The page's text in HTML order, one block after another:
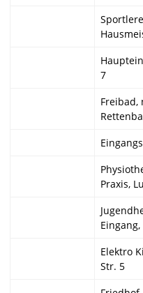
7
Freibad,
Praxis,
Elektro
Str. 5